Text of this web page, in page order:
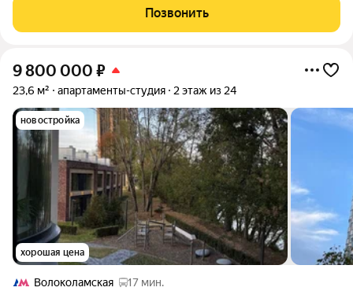
Москвы граничит с лесным массивом Митинский лесопарк и
рекой Сходня, при этом включает в
Позвонить
9 800 000 ₽
23,6 м² апартаменты-студия 2 этаж из 24
новостройка
хорошая цена
Волоколамская
17 мин.